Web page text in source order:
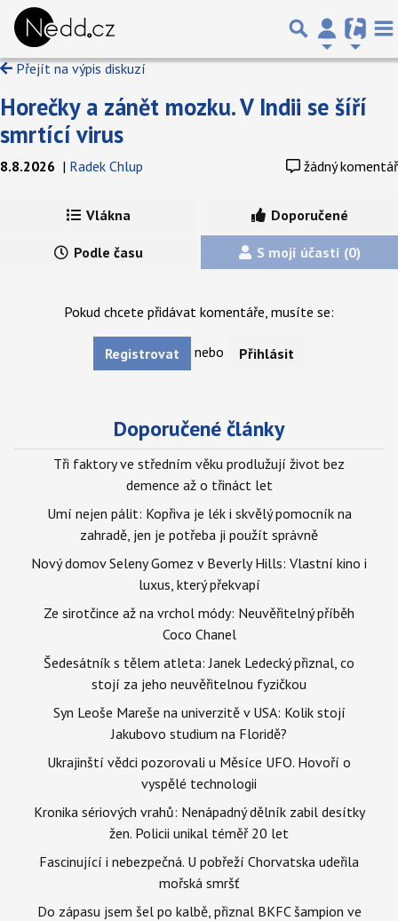
Přejít na výpis diskuzí
Horečky a zánět mozku. V Indii se šíří
smrtící virus
8.8.2026 | Radek Chlup žádný komentář
Vlákna Doporučené
Podle času S mojí účastí (0)
Pokud chcete přidávat komentáře, musíte se:
Registrovat nebo Přihlásit
Doporučené články
Tři faktory ve středním věku prodlužují život bez
demence až o třináct let
Umí nejen pálit: Kopřiva je lék i skvělý pomocník na
zahradě, jen je potřeba ji použít správně
Nový domov Seleny Gomez v Beverly Hills: Vlastní kino i
luxus, který překvapí
Ze sirotčince až na vrchol módy: Neuvěřitelný příběh
Coco Chanel
Šedesátník s tělem atleta: Janek Ledecký přiznal, co
stojí za jeho neuvěřitelnou fyzičkou
Syn Leoše Mareše na univerzitě v USA: Kolik stojí
Jakubovo studium na Floridě?
Ukrajinští vědci pozorovali u Měsíce UFO. Hovoří o
vyspělé technologii
Kronika sériových vrahů: Nenápadný dělník zabil desítky
žen. Policii unikal téměř 20 let
Fascinující i nebezpečná. U pobřeží Chorvatska udeřila
mořská smršť
Do zápasu jsem šel po kalbě, přiznal BKFC šampion ve